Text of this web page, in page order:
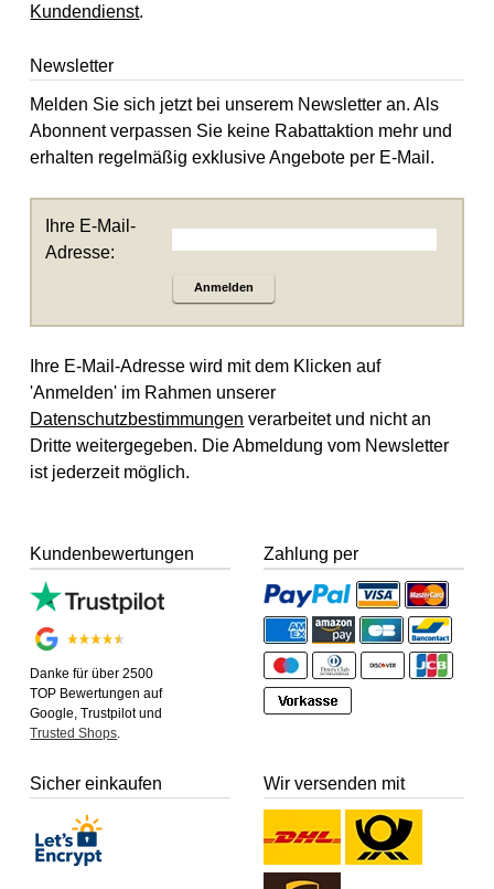
Kundendienst.
Newsletter
Melden Sie sich jetzt bei unserem Newsletter an. Als
Abonnent verpassen Sie keine Rabattaktion mehr und
erhalten regelmäßig exklusive Angebote per E-Mail.
Ihre E-Mail-
Adresse:
Anmelden
Ihre E-Mail-Adresse wird mit dem Klicken auf
'Anmelden' im Rahmen unserer
Datenschutzbestimmungen verarbeitet und nicht an
Dritte weitergegeben. Die Abmeldung vom Newsletter
ist jederzeit möglich.
Kundenbewertungen
Danke für über 2500
TOP Bewertungen auf
Google, Trustpilot und
Trusted Shops
Zahlung per
Sicher einkaufen Wir versenden mit